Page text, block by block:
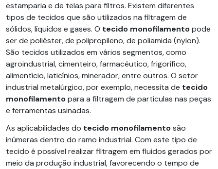
estamparia e de telas para filtros. Existem diferentes
tipos de tecidos que são utilizados na filtragem de
sólidos, líquidos e gases. O tecido monofilamentopode
ser de poliéster, de polipropileno, de poliamida (nylon).
São tecidos utilizados em vários segmentos, como
agroindustrial, cimenteiro, farmacêutico, frigorífico,
alimentício, laticínios, minerador, entre outros. O setor
industrial metalúrgico, por exemplo, necessita de tecido
monofilamentopara a filtragem de partículas nas peças
e ferramentas usinadas.
As aplicabilidades do tecido monofilamentosão
inúmeras dentro do ramo industrial. Com este tipo de
tecido é possível realizar filtragem em fluidos gerados por
meio da produção industrial, favorecendo o tempo de